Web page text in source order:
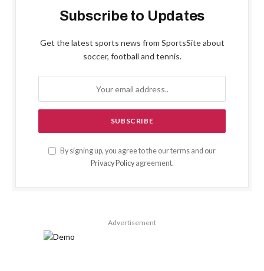
Subscribe to Updates
Get the latest sports news from SportsSite about
soccer, football and tennis.
By signing up, you agree to the our terms and our
Privacy Policyagreement.
Advertisement